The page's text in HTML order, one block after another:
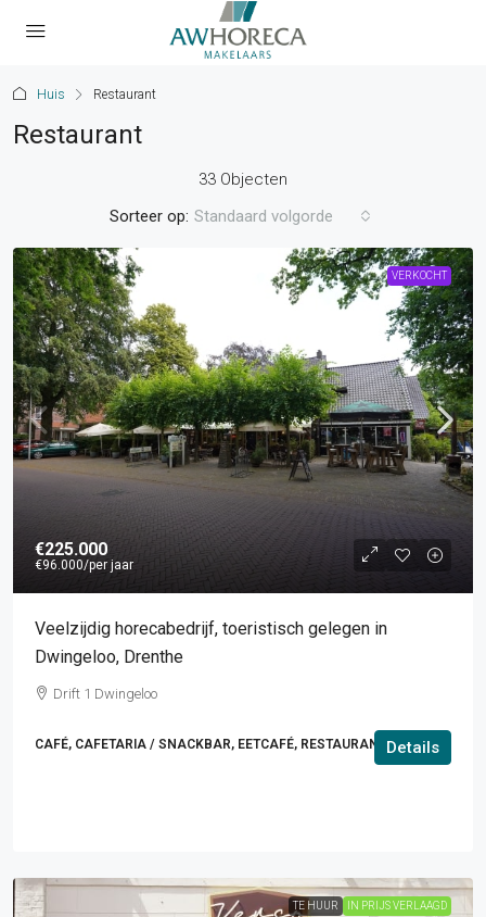
Huis Restaurant
Restaurant
33 Objecten
Sorteer op: Standaard volgorde
VERKOCHT
€225.000
€96.000/per jaar
Veelzijdig horecabedrijf, toeristisch gelegen in
Dwingeloo, Drenthe
Drift 1 Dwingeloo
CAFÉ, CAFETARIA / SNACKBAR, EETCAFÉ, RESTAURANT Details
TE HUUR IN PRIJS VERLAAGD